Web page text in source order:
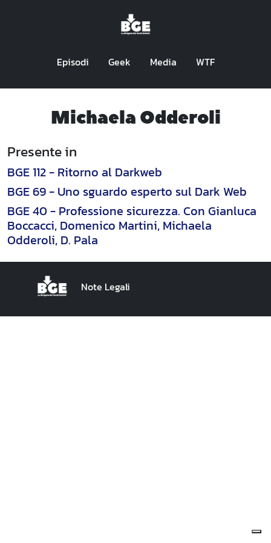
Episodi Geek Media WTF
Michaela Odderoli
Presente in
BGE 112 - Ritorno al Darkweb
BGE 69 - Uno sguardo esperto sul Dark Web
BGE 40 - Professione sicurezza. Con Gianluca
Boccacci, Domenico Martini, Michaela
Odderoli, D. Pala
Note Legali